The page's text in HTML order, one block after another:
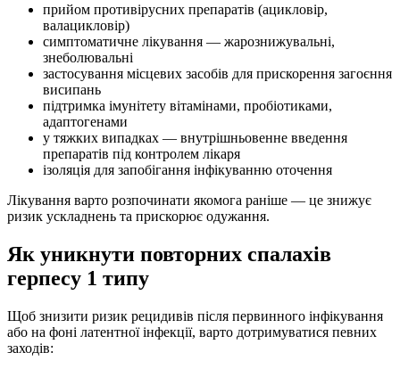
прийом противірусних препаратів (ацикловір,
валацикловір)
симптоматичне лікування — жарознижувальні,
знеболювальні
застосування місцевих засобів для прискорення загоєння
висипань
підтримка імунітету вітамінами, пробіотиками,
адаптогенами
у тяжких випадках — внутрішньовенне введення
препаратів під контролем лікаря
ізоляція для запобігання інфікуванню оточення
Лікування варто розпочинати якомога раніше — це знижує
ризик ускладнень та прискорює одужання.
Як уникнути повторних спалахів
герпесу 1 типу
Щоб знизити ризик рецидивів після первинного інфікування
або на фоні латентної інфекції, варто дотримуватися певних
заходів: